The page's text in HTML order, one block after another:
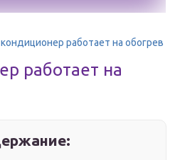
работает на обогрев
работает на